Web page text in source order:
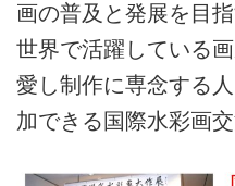
画の普及と発展を目指
世界で活躍している
愛し制作に専念する
加できる国際水彩画交